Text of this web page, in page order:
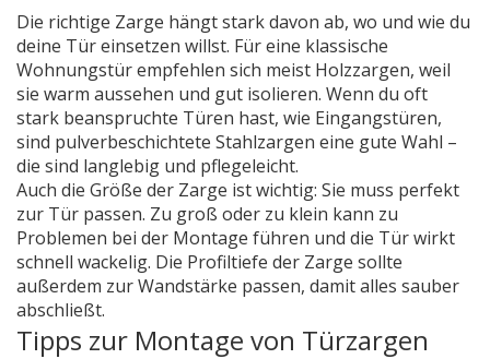
Die richtige Zarge hängt stark davon ab, wo und wie du
deine Tür einsetzen willst. Für eine klassische
Wohnungstür empfehlen sich meist Holzzargen, weil
sie warm aussehen und gut isolieren. Wenn du oft
stark beanspruchte Türen hast, wie Eingangstüren,
sind pulverbeschichtete Stahlzargen eine gute Wahl –
die sind langlebig und pflegeleicht.
Auch die Größe der Zarge ist wichtig: Sie muss perfekt
zur Tür passen. Zu groß oder zu klein kann zu
Problemen bei der Montage führen und die Tür wirkt
schnell wackelig. Die Profiltiefe der Zarge sollte
außerdem zur Wandstärke passen, damit alles sauber
abschließt.
Tipps zur Montage von Türzargen